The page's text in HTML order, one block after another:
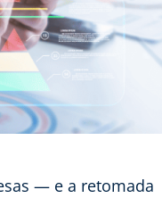
— e a retomada